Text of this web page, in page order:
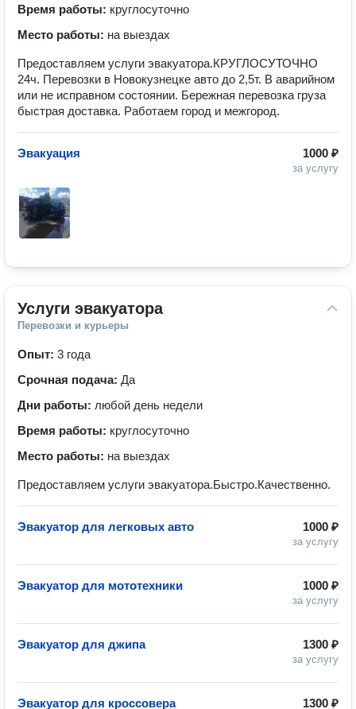
Время работы: круглосуточно
Место работы: на выездах
Предоставляем услуги эвакуатора.КРУГЛОСУТОЧНО
24ч. Перевозки в Новокузнецке авто до 2,5т. В аварийном
или не исправном состоянии. Бережная перевозка груза
быстрая доставка. Работаем город и межгород.
1000 ₽
за услугу
Эвакуация
Услуги эвакуатора
Перевозки и курьеры
Опыт: 3 года
Срочная подача: Да
Дни работы: любой день недели
Время работы: круглосуточно
Место работы: на выездах
Предоставляем услуги эвакуатора.Быстро.Качественно.
1000 ₽
за услугу
Эвакуатор для легковых авто
1000 ₽
за услугу
Эвакуатор для мототехники
1300 ₽
за услугу
Эвакуатор для джипа
1300 ₽
Эвакуатор для кроссовера